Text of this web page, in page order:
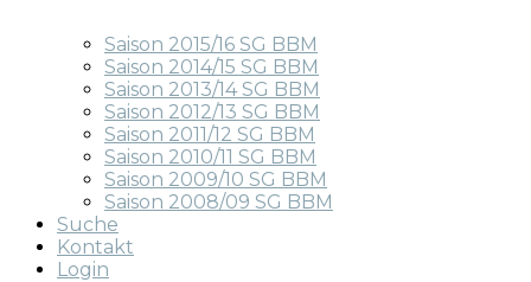
Saison 2015/16 SG BBM
Saison 2014/15 SG BBM
Saison 2013/14 SG BBM
Saison 2012/13 SG BBM
Saison 2011/12 SG BBM
Saison 2010/11 SG BBM
Saison 2009/10 SG BBM
Saison 2008/09 SG BBM
Suche
Kontakt
Login